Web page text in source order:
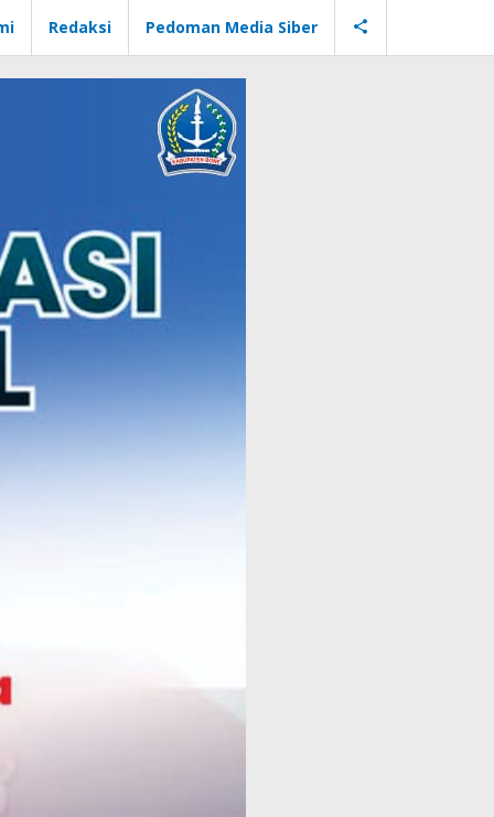
Redaksi Pedoman Media Siber